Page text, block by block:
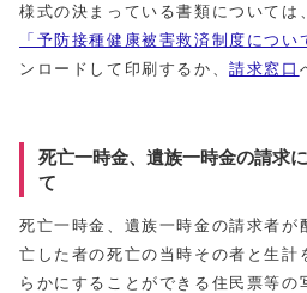
様式の決まっている書類については、
「予防接種健康被害救済制度につい
ンロードして印刷するか、請求窓口
死亡一時金、遺族一時金の請求
て
死亡一時金、遺族一時金の請求者が
亡した者の死亡の当時その者と生計
らかにすることができる住民票等の